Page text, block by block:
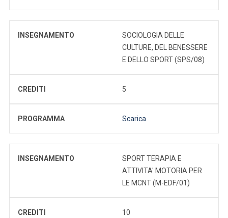
INSEGNAMENTO
SOCIOLOGIA DELLE
CULTURE, DEL BENESSERE
E DELLO SPORT (SPS/08)
CREDITI 5
PROGRAMMA Scarica
INSEGNAMENTO
SPORT TERAPIA E
ATTIVITA' MOTORIA PER
LE MCNT (M-EDF/01)
CREDITI 10